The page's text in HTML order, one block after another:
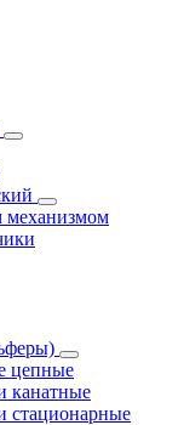
цепные
канатные
стационарные